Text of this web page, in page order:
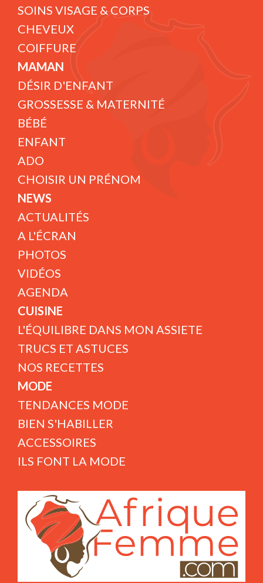
SOINS VISAGE & CORPS
CHEVEUX
COIFFURE
MAMAN
DÉSIR D'ENFANT
GROSSESSE & MATERNITÉ
BÉBÉ
ENFANT
ADO
CHOISIR UN PRÉNOM
NEWS
ACTUALITÉS
A L'ÉCRAN
PHOTOS
VIDÉOS
AGENDA
CUISINE
L'ÉQUILIBRE DANS MON ASSIETE
TRUCS ET ASTUCES
NOS RECETTES
MODE
TENDANCES MODE
BIEN S'HABILLER
ACCESSOIRES
ILS FONT LA MODE